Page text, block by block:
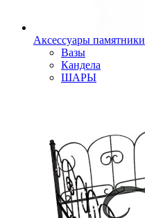
Аксессуары памятники
Вазы
Кандела
ШАРЫ